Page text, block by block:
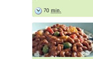
70 min.